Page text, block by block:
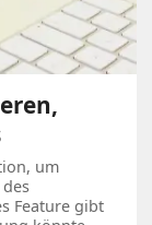
um
Feature gibt